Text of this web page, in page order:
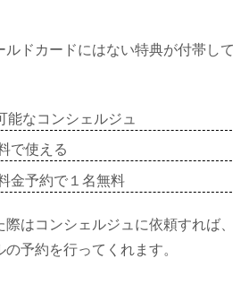
ルドカードにはない特典が付帯して
能なコンシェルジュ
で使える
金予約で１名無料
はコンシェルジュに依頼すれば、
予約を行ってくれます。